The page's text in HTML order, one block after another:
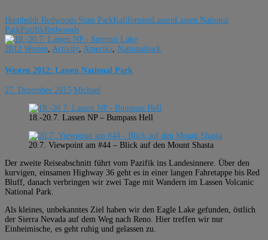
Humboldt Redwoods State ParkKalifornienLassenLassen National
ParkPazifikRedwoods
2012 Westen, Activity, Amerika, Nationalpark
Westen 2012: Lassen National Park
27. Dezember 2015 Michael
18.-20.7. Lassen NP – Bumpass Hell
20.7. Viewpoint am #44 – Blick auf den Mount Shasta
Der zweite Reiseabschnitt führt vom Pazifik ins Landesinnere. Über den
kurvigen, einsamen Highway 36 geht es in einer langen Fahretappe bis Red
Bluff, danach verbringen wir zwei Tage mit Wandern im Lassen Volcanic
National Park.
Als kleines, unbekanntes Ziel haben wir den Eagle Lake gefunden, östlich
der Sierra Nevada auf dem Weg nach Reno. Hier treffen wir nur
Einheimische, es geht ruhig und gelassen zu.